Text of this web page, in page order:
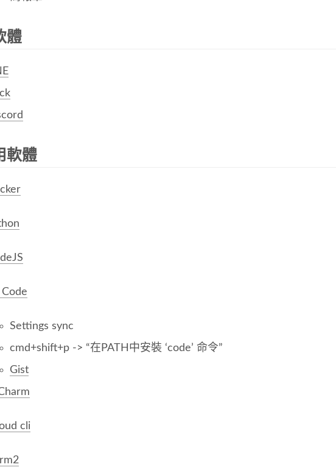
體
軟體
Code
Settings sync
cmd+shift+p -> “在PATH中安裝 ‘code’ 命令”
Gist
cli